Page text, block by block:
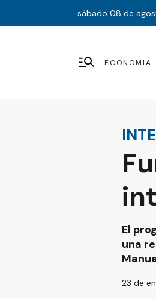
sábado 08 de
ECONOMIA
El
una
23 de